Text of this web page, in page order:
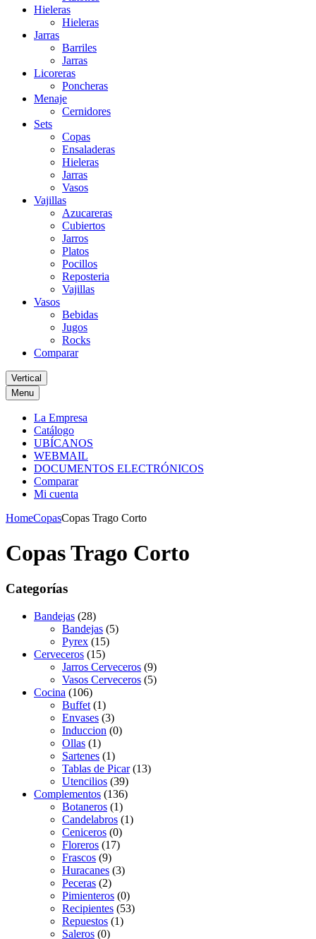
Hieleras
Hieleras
Jarras
Barriles
Jarras
Licoreras
Poncheras
Menaje
Cernidores
Sets
Copas
Ensaladeras
Hieleras
Jarras
Vasos
Vajillas
Azucareras
Cubiertos
Jarros
Platos
Pocillos
Reposteria
Vajillas
Vasos
Bebidas
Jugos
Rocks
Comparar
Vertical
Menu
La Empresa
Catálogo
UBÍCANOS
WEBMAIL
DOCUMENTOS ELECTRÓNICOS
Comparar
Mi cuenta
HomeCopasCopas Trago Corto
Copas Trago Corto
Categorías
Bandejas (28)
Bandejas (5)
Pyrex (15)
Cerveceros (15)
Jarros Cerveceros (9)
Vasos Cerveceros (5)
Cocina (106)
Buffet (1)
Envases (3)
Induccion (0)
Ollas (1)
Sartenes (1)
Tablas de Picar (13)
Utencilios (39)
Complementos (136)
Botaneros (1)
Candelabros (1)
Ceniceros (0)
Floreros (17)
Frascos (9)
Huracanes (3)
Peceras (2)
Pimienteros (0)
Recipientes (53)
Repuestos (1)
Saleros (0)